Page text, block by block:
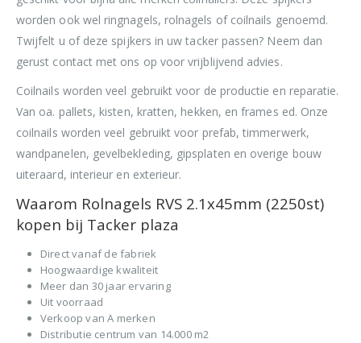
worden ook wel ringnagels, rolnagels of coilnails genoemd.
Twijfelt u of deze spijkers in uw tacker passen? Neem dan
gerust contact met ons op voor vrijblijvend advies.
Coilnails worden veel gebruikt voor de productie en reparatie.
Van oa. pallets, kisten, kratten, hekken, en frames ed. Onze
coilnails worden veel gebruikt voor prefab, timmerwerk,
wandpanelen, gevelbekleding, gipsplaten en overige bouw
uiteraard, interieur en exterieur.
Waarom Rolnagels RVS 2.1x45mm (2250st)
kopen bij Tacker plaza
Direct vanaf de fabriek
Hoogwaardige kwaliteit
Meer dan 30 jaar ervaring
Uit voorraad
Verkoop van A merken
Distributie centrum van 14.000 m2